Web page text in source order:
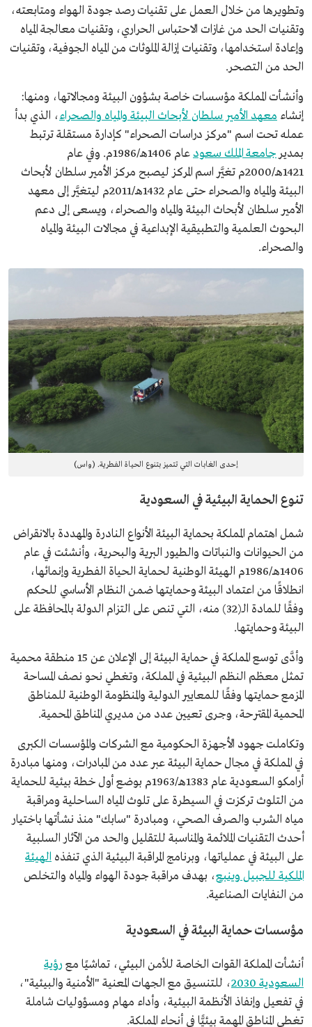
وتطويرها من خلال العمل على تقنيات رصد جودة الهواء ومتابعته،
وتقنيات الحد من غازات الاحتباس الحراري، وتقنيات معالجة المياه
وإعادة استخدامها، وتقنيات إزالة الملوثات من المياه الجوفية، وتقنيات
الحد من التصحر.
وأنشأت المملكة مؤسسات خاصة بشؤون البيئة ومجالاتها، ومنها:
إنشاء معهد الأمير سلطان لأبحاث البيئة والمياه والصحراء، الذي بدأ
عمله تحت اسم "مركز دراسات الصحراء" كإدارة مستقلة ترتبط
بمدير جامعة الملك سعود
عام 1406هـ/1986م. وفي عام
1421هـ/2000م تغيَّر اسم المركز ليصبح مركز الأمير سلطان لأبحاث
البيئة والمياه والصحراء حتى عام 1432هـ/2011م ليتغيَّر إلى معهد
الأمير سلطان لأبحاث البيئة والمياه والصحراء، ويسعى إلى دعم
البحوث العلمية والتطبيقية الإبداعية في مجالات البيئة والمياه
والصحراء.
إحدى الغابات التي تتميز بتنوع الحياة الفطرية. (واس)
تنوع الحماية البيئية في السعودية
شمل اهتمام المملكة بحماية البيئة الأنواع النادرة والمهددة بالانقراض
من الحيوانات والنباتات والطيور البرية والبحرية، وأنشئت في عام
1406هـ/1986م الهيئة الوطنية لحماية الحياة الفطرية وإنمائها،
انطلاقًا من اعتماد البيئة وحمايتها ضمن النظام الأساسي للحكم
وفقًا للمادة الـ(32) منه، التي تنص على التزام الدولة بالمحافظة على
البيئة وحمايتها.
وأدَّى توسع المملكة في حماية البيئة إلى الإعلان عن 15 منطقة محمية
تمثل معظم النظم البيئية في المملكة، وتغطي نحو نصف المساحة
المزمع حمايتها وفقًا للمعايير الدولية والمنظومة الوطنية للمناطق
المحمية المقترحة، وجرى تعيين عدد من مديري المناطق المحمية.
وتكاملت جهود الأجهزة الحكومية مع الشركات والمؤسسات الكبرى
في المملكة في مجال حماية البيئة عبر عدد من المبادرات، ومنها مبادرة
أرامكو السعودية عام 1383هـ/1963م بوضع أول خطة بيئية للحماية
من التلوث تركزت في السيطرة على تلوث المياه الساحلية ومراقبة
مياه الشرب والصرف الصحي، ومبادرة "سابك" منذ نشأتها باختيار
أحدث التقنيات الملائمة والمناسبة للتقليل والحد من الآثار السلبية
على البيئة في عملياتها، وبرنامج المراقبة البيئية الذي تنفذه الهيئة
الملكية للجبيل وينبع، بهدف مراقبة جودة الهواء والمياه والتخلص
من النفايات الصناعية.
مؤسسات حماية البيئة في السعودية
أنشأت المملكة القوات الخاصة للأمن البيئي، تماشيًا مع رؤية
السعودية 2030
، للتنسيق مع الجهات المعنية "الأمنية والبيئية"،
في تفعيل وإنفاذ الأنظمة البيئية، وأداء مهام ومسؤوليات شاملة
تغطي المناطق المهمة بيئيًّا في أنحاء المملكة.